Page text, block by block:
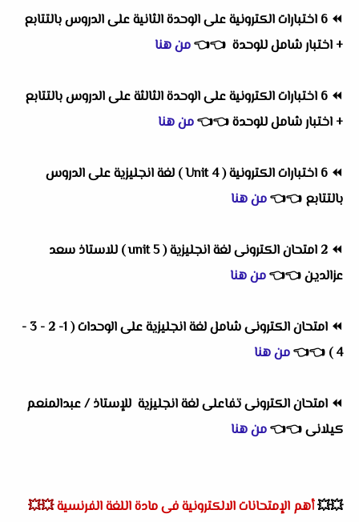
⏪
6 اختبارات الكترونية على الوحدة الثانية على الدروس بالتتابع
+ اختبار شامل للوحدة 👈
👈من هنا
⏪
6 اختبارات الكترونية على الوحدة الثالثة على الدروس بالتتابع
+ اختبار شامل للوحدة👈
👈من هنا
⏪
6 اختبارات الكترونية ( Unit 4 ) لغة انجليزية على الدروس
بالتتابع 👈
👈من هنا
⏪
2 امتحان الكترونى لغة انجليزية ( unit 5 ) للاستاذ سعد
عزالدين👈
👈من هنا
⏪
امتحان الكترونى شامل لغة انجليزية على الوحدات ( 1- 2 - 3 -
4 )
👈
👈من هنا
⏪ امتحان الكترونى تفاعلى لغة انجليزية للإستاذ / عبدالمنعم
كيلانى👈
👈من هنا
💥💥أهم الإمتحانات الالكترونية فى مادة اللغة الفرنسية💥💥